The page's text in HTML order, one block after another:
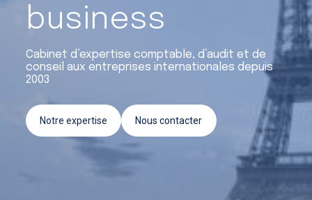
Crédit d’impôt recherche et
innovation
Conseil & Accompagnement
business
Cabinet d’expertise comptable, d’audit et de
conseil aux entreprises internationales depuis
2003
Notre expertise Nous contacter